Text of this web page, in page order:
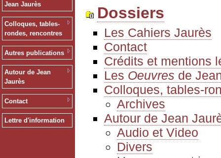
Jean Jaurès
Colloques, tables-
rondes, rencontres
Autres publications
Autour de Jean
Jaurès
Contact
Lettre d'information
Dossiers
Les Cahiers Jaurès
Contact
Crédits et mentions
Les Oeuvres de
Colloques, tables-
Archives
Autour de Jean
Audio et Video
Divers